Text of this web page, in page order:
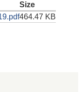
Size
464.47 KB